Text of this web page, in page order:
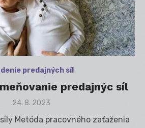
predajných síl
predajnýc síl
Posted
24. 8. 2023
Metóda pracovného zaťaženia